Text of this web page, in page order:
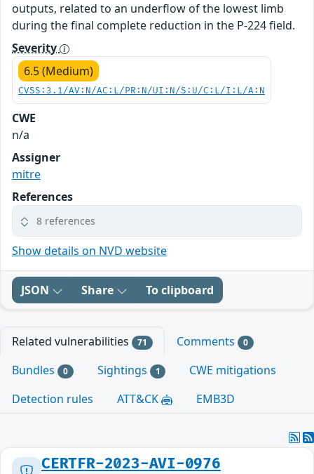
outputs, related to an underflow of the lowest limb
during the final complete reduction in the P-224 field.
Severity
6.5 (Medium)
CVSS:3.1/AV:N/AC:L/PR:N/UI:N/S:U/C:L/I:L/A:N
CWE
n/a
Assigner
mitre
References
8 references
Show details on NVD website
JSON Share To clipboard
Related vulnerabilities 71 Comments 0
Bundles 0 Sightings 1
CWE mitigations
Detection rules
ATT&CK EMB3D
CERTFR-2023-AVI-0976